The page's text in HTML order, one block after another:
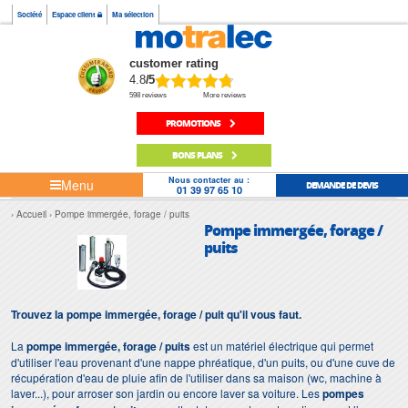
Société Espace client Ma sélection
customer rating
4.8/5
598 reviews More reviews
PROMOTIONS
BONS PLANS
Menu Nous contacter au :
01 39 97 65 10 DEMANDE DE DEVIS
Accueil Pompe immergée, forage / puits
Pompe immergée, forage /
puits
Trouvez la pompe immergée, forage / puit qu'il vous faut.
La pompe immergée,forage / puitsest un matériel électrique qui permet
d'utiliser l'eau provenant d'une nappe phréatique, d'un puits, ou d'une cuve de
récupération d'eau de pluie afin de l'utiliser dans sa maison (wc, machine à
laver...), pour arroser son jardin ou encore laver sa voiture. Lespompes